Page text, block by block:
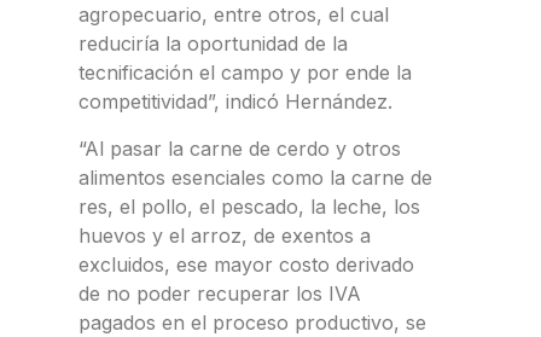
agropecuario, entre otros, el cual
reduciría la oportunidad de la
tecnificación el campo y por ende la
competitividad”, indicó Hernández.
“Al pasar la carne de cerdo y otros
alimentos esenciales como la carne de
res, el pollo, el pescado, la leche, los
huevos y el arroz, de exentos a
excluidos, ese mayor costo derivado
de no poder recuperar los IVA
pagados en el proceso productivo, se